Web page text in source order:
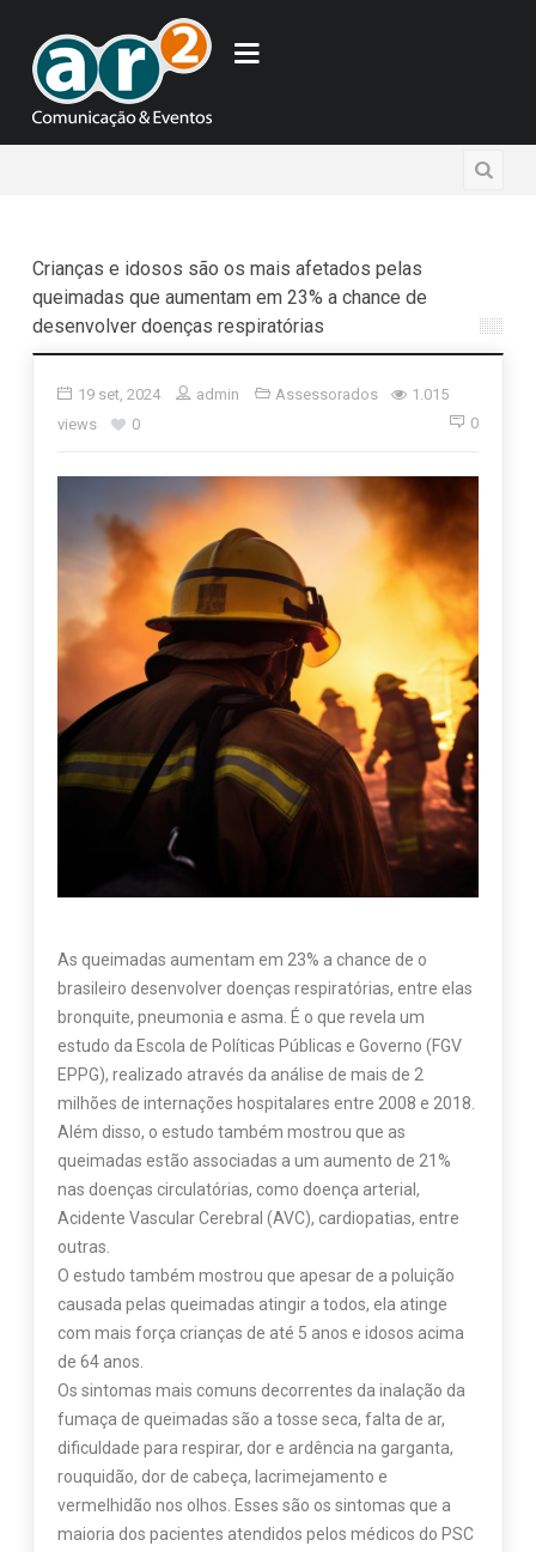
Crianças e idosos são os mais afetados pelas
queimadas que aumentam em 23% a chance de
desenvolver doenças respiratórias
19 set, 2024 admin Assessorados
1.015
views
0 0
As queimadas aumentam em 23% a chance de o
brasileiro desenvolver doenças respiratórias, entre elas
bronquite, pneumonia e asma. É o que revela um
estudo da Escola de Políticas Públicas e Governo (FGV
EPPG), realizado através da análise de mais de 2
milhões de internações hospitalares entre 2008 e 2018.
Além disso, o estudo também mostrou que as
queimadas estão associadas a um aumento de 21%
nas doenças circulatórias, como doença arterial,
Acidente Vascular Cerebral (AVC), cardiopatias, entre
outras.
O estudo também mostrou que apesar de a poluição
causada pelas queimadas atingir a todos, ela atinge
com mais força crianças de até 5 anos e idosos acima
de 64 anos.
Os sintomas mais comuns decorrentes da inalação da
fumaça de queimadas são a tosse seca, falta de ar,
dificuldade para respirar, dor e ardência na garganta,
rouquidão, dor de cabeça, lacrimejamento e
vermelhidão nos olhos. Esses são os sintomas que a
maioria dos pacientes atendidos pelos médicos do PSC